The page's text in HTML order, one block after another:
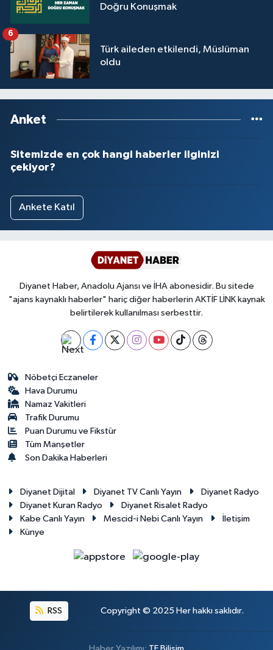
Doğru Konuşmak
Türk aileden etkilendi, Müslüman
oldu
6
Anket
Sitemizde en çok hangi haberler ilginizi
çekiyor?
Ankete Katıl
Diyanet Haber, Anadolu Ajansı ve İHA abonesidir. Bu sitede
"ajans kaynaklı haberler" hariç diğer haberlerin AKTİF LİNK kaynak
belirtilerek kullanılması serbesttir.
Nöbetçi Eczaneler
Hava Durumu
Namaz Vakitleri
Trafik Durumu
Puan Durumu ve Fikstür
Tüm Manşetler
Son Dakika Haberleri
Diyanet Dijital Diyanet TV Canlı Yayın
Diyanet Radyo
Diyanet Kuran Radyo
Diyanet Risalet Radyo
Kabe Canlı Yayın
Mescid-i Nebi Canlı Yayın
İletişim
Künye
RSS Copyright © 2025 Her hakkı saklıdır.